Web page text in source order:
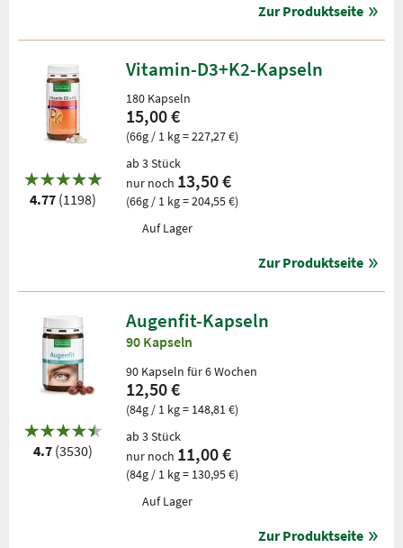
Zur Produktseite
4.77 (1198)
Vitamin-D3+K2-Kapseln
180 Kapseln
15,00 €
(66g / 1 kg = 227,27 €)
ab 3 Stück
nur noch 13,50 €
(66g / 1 kg = 204,55 €)
Auf Lager
Zur Produktseite
4.7 (3530)
Augenfit-Kapseln
90 Kapseln
90 Kapseln für 6 Wochen
12,50 €
(84g / 1 kg = 148,81 €)
ab 3 Stück
nur noch 11,00 €
(84g / 1 kg = 130,95 €)
Auf Lager
Zur Produktseite